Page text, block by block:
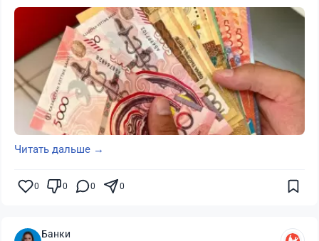
Читать дальше →
0 0 0 0
Банки